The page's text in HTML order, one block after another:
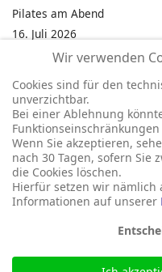
Pilates am Abend
16. Juli 2026
Jumping Fitness Intervall
16. Juli 2026
Jumping Fitness Erwachsene
16. Juli 2026
Kinderfest in Neukirchen
16. Juli 2026
Wir verwenden
Cookies sind für den
unverzichtbar.
Bei einer Ablehnung
Wenn Sie akzeptieren,
nach 30 Tagen, sofern Sie
die Cookies löschen.
Hierfür setzen wir nämlich
Informationen auf unserer